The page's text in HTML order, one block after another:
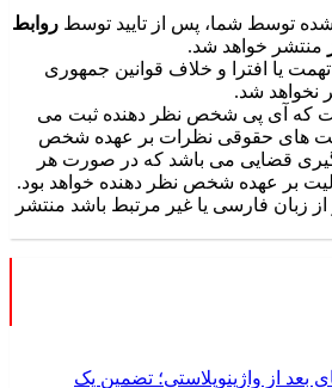
توسط شما، پس از تایید توسط روابط
منتشر خواهد شد.
یا افترا و خلاف قوانین جمهوری
نخواهد شد.
که آی پی شخص نظر دهنده ثبت می
های حقوقی نظرات بر عهده شخص
قضایی می باشد که در صورت هر
بر عهده شخص نظر دهنده خواهد بود.
از زبان فارسی یا غیر مرتبط باشد منتشر
بعد از واژینوپلاستی؛ تضمین یک